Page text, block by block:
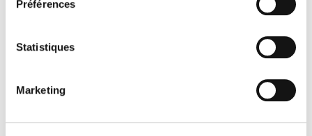
Préférences
Statistiques
Marketing
SEPTEMBRE